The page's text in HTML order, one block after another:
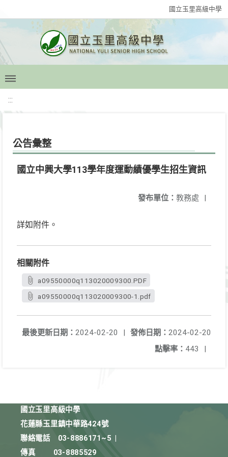
國立玉里高級中學
:::
公告彙整
國立中興大學113學年度運動績優學生招生資訊
發布單位： 教務處 |
詳如附件。
相關附件
a09550000q113020009300.PDF
a09550000q113020009300-1.pdf
發佈日期： 2024-02-20
最後更新日期： 2024-02-20
|
點擊率： 443 |
國立玉里高級中學
花蓮縣玉里鎮中華路424號
聯絡電話
03-8886171~5
傳真
03-8885529